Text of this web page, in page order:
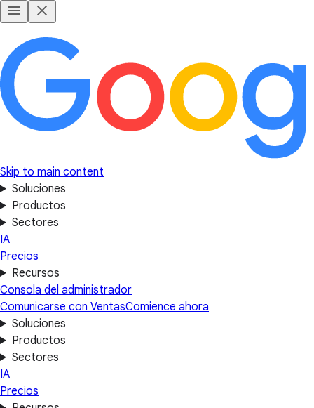
Skip to main content
Soluciones
Productos
Sectores
IA
Precios
Recursos
Consola del administrador
Comunicarse con VentasComience ahora
Soluciones
Productos
Sectores
IA
Precios